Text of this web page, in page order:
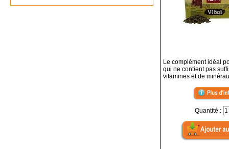
Le complément idéal
qui ne contient pas
vitamines et de
Quantité :